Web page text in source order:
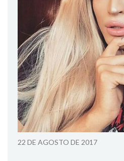
22 DE AGOSTO DE 2017